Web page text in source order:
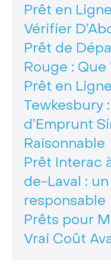
Prêt en
Vérifier
Prêt de
Rouge : Que
Prêt en
Tewkesbury
d’Emprunt
Raisonnable
Prêt Interac
de-Laval :
responsable
Prêts pour
Vrai Coût